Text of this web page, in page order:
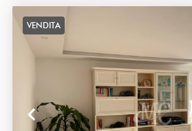
VENDITA
keyboard_arrow_left